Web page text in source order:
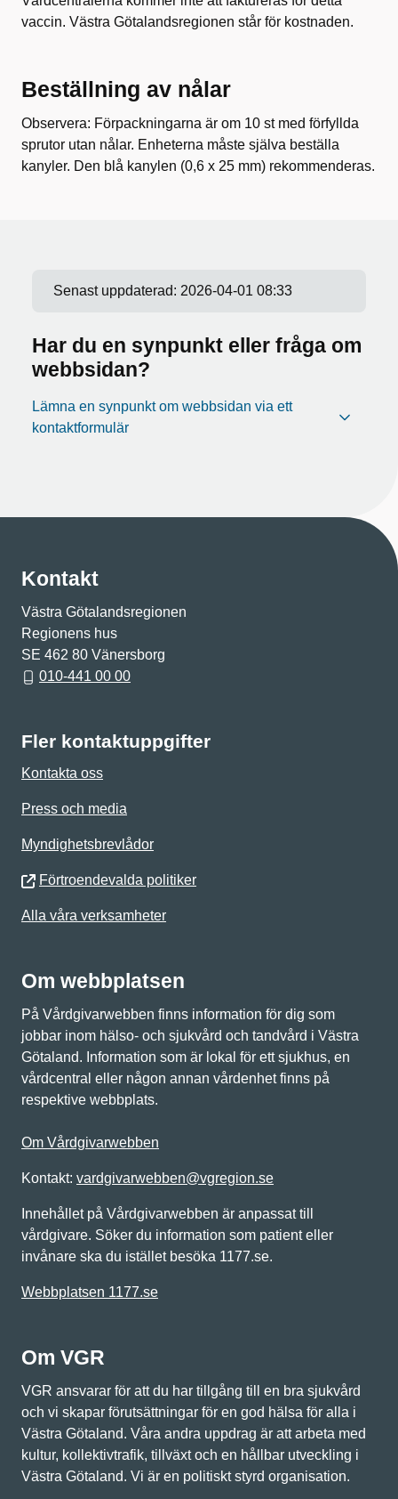
vaccin. Västra Götalandsregionen står för kostnaden.
Beställning av nålar
Observera: Förpackningarna är om 10 st med förfyllda
sprutor utan nålar. Enheterna måste själva beställa
kanyler. Den blå kanylen (0,6 x 25 mm) rekommenderas.
Senast uppdaterad: 2026-04-01 08:33
Har du en synpunkt eller fråga om
webbsidan?
Lämna en synpunkt om webbsidan via ett
kontaktformulär
Kontakt
Västra Götalandsregionen
Regionens hus
SE 462 80 Vänersborg
010-441 00 00
Fler kontaktuppgifter
Kontakta oss
Press och media
Myndighetsbrevlådor
Förtroendevalda politiker
Alla våra verksamheter
Om webbplatsen
På Vårdgivarwebben finns information för dig som
jobbar inom hälso- och sjukvård och tandvård i Västra
Götaland. Information som är lokal för ett sjukhus, en
vårdcentral eller någon annan vårdenhet finns på
respektive webbplats.
Om Vårdgivarwebben
Kontakt: vardgivarwebben@vgregion.se
Innehållet på Vårdgivarwebben är anpassat till
vårdgivare. Söker du information som patient eller
invånare ska du istället besöka 1177.se.
Webbplatsen 1177.se
Om VGR
VGR ansvarar för att du har tillgång till en bra sjukvård
och vi skapar förutsättningar för en god hälsa för alla i
Västra Götaland. Våra andra uppdrag är att arbeta med
kultur, kollektivtrafik, tillväxt och en hållbar utveckling i
Västra Götaland. Vi är en politiskt styrd organisation.